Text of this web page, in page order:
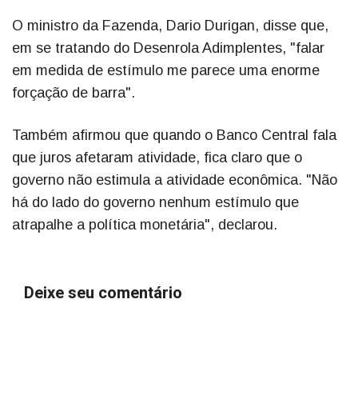
O ministro da Fazenda, Dario Durigan, disse que,
em se tratando do Desenrola Adimplentes, "falar
em medida de estímulo me parece uma enorme
forçação de barra".
Também afirmou que quando o Banco Central fala
que juros afetaram atividade, fica claro que o
governo não estimula a atividade econômica. "Não
há do lado do governo nenhum estímulo que
atrapalhe a política monetária", declarou.
Deixe seu comentário